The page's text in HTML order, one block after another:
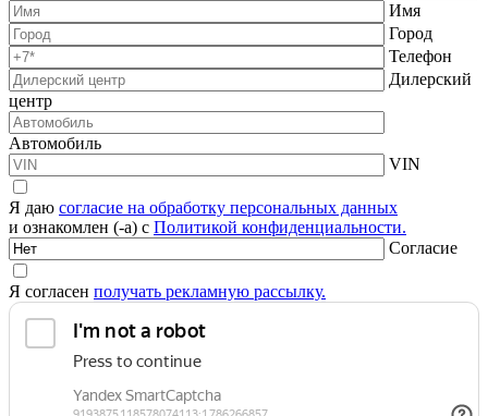
Имя
Город
Телефон
Дилерский
центр
Автомобиль
VIN
Я даю согласие на обработку персональных данных
и ознакомлен (-а) с Политикой конфиденциальности.
Согласие
Я согласен получать рекламную рассылку.